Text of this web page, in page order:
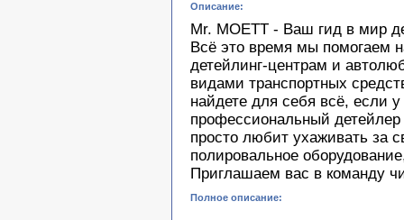
Описание:
Mr. MOETT - Ваш гид в мир
Всё это время мы помогаем
детейлинг-центрам и
видами транспортных
найдете для себя всё, если
профессиональный
просто любит ухаживать за
полировальное
Приглашаем вас в команду
Полное описание: